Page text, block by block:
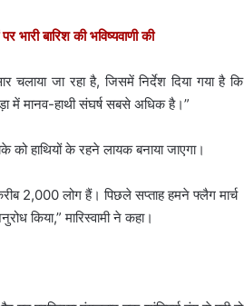
बारिश की भविष्यवाणी की
जा रहा है, जिसमें निर्देश दिया गया है कि
में मानव-हाथी संघर्ष सबसे अधिक है।”
हाथियों के रहने लायक बनाया जाएगा।
2,000 लोग हैं। पिछले सप्ताह हमने फ्लैग मार्च
किया,” मारिस्वामी ने कहा।